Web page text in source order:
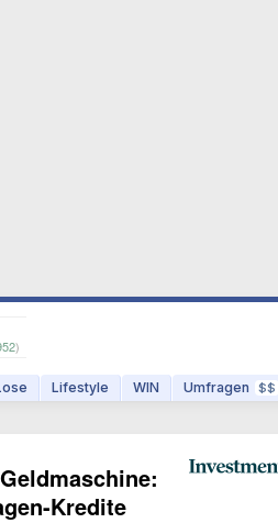
)
Lifestyle WIN Umfragen $$
Kredite